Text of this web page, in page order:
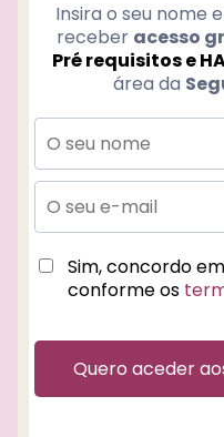
Insira o seu nome
receber acesso
Pré requisitos e
área da
Sim, concordo
conforme os
Quero aceder